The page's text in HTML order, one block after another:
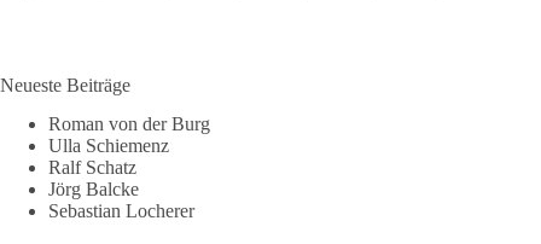
Neueste Beiträge
Roman von der Burg
Ulla Schiemenz
Ralf Schatz
Jörg Balcke
Sebastian Locherer